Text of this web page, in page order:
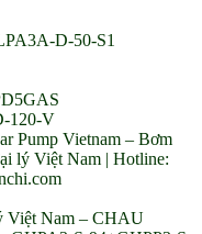
D-50-S1
120-V
Pump Vietnam – Bơm
lý Việt Nam | Hotline:
Việt Nam – CHAU